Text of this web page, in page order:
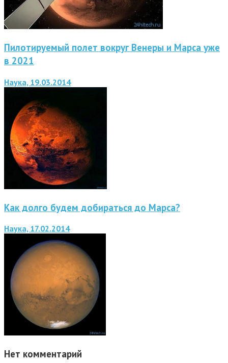
Пилотируемый полет вокруг Венеры и Марса уже
в 2021
Наука, 19.03.2014
Как долго будем добираться до Марса?
Наука, 17.02.2014
Нет комментарий